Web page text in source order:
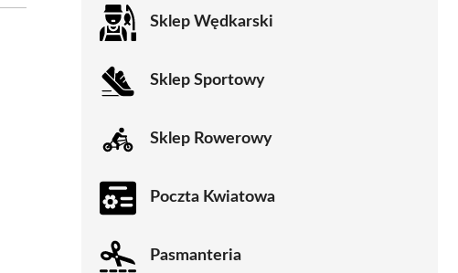
Sklep Wędkarski
Sklep Sportowy
Sklep Rowerowy
Poczta Kwiatowa
Pasmanteria